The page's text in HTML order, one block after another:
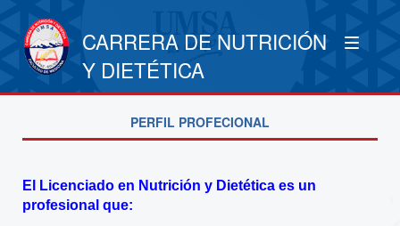
CARRERA DE NUTRICIÓN
Y DIETÉTICA
PERFIL PROFECIONAL
El Licenciado en Nutrición y Dietética es un
profesional que: